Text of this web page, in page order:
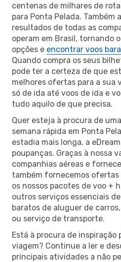
centenas de milhares de
para Ponta Pelada. Também
resultados de todas as
operam em Brasil, tornando
opções e encontrar voos
Quando compra os seus
pode ter a certeza de que
melhores ofertas para a sua
só de ida até voos de ida e
tudo aquilo de que precisa.
Quer esteja à procura de
semana rápida em Ponta
estadia mais longa, a
poupanças. Graças à nossa
companhias aéreas e
também fornecemos
os nossos pacotes de voo +
outros serviços essenciais
baratos de aluguer de
ou serviço de transporte.
Está à procura de inspiração
viagem? Continue a ler e
principais atividades a não